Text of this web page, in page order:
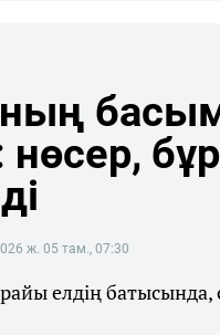
басым
ж. 05 там., 07:30
елдің батысында,